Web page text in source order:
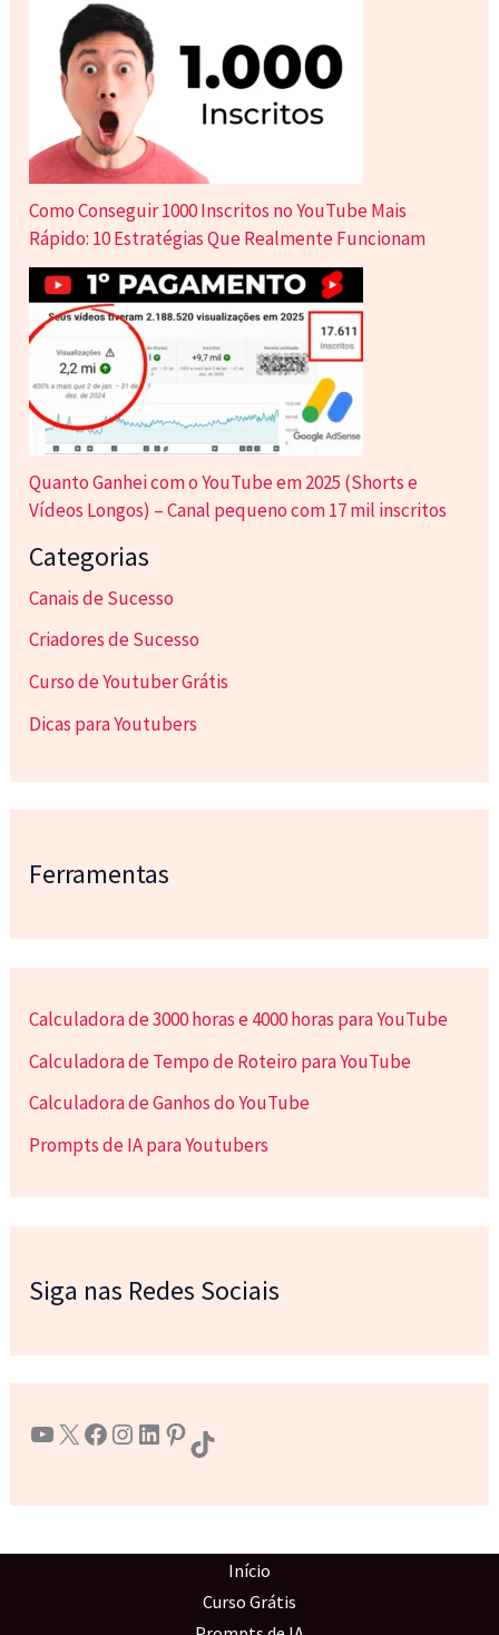
Como Conseguir 1000 Inscritos no YouTube Mais
Rápido: 10 Estratégias Que Realmente Funcionam
Quanto Ganhei com o YouTube em 2025 (Shorts e
Vídeos Longos) – Canal pequeno com 17 mil inscritos
Categorias
Canais de Sucesso
Criadores de Sucesso
Curso de Youtuber Grátis
Dicas para Youtubers
Ferramentas
Calculadora de 3000 horas e 4000 horas para YouTube
Calculadora de Tempo de Roteiro para YouTube
Calculadora de Ganhos do YouTube
Prompts de IA para Youtubers
Siga nas Redes Sociais
Youtube X Facebook Instagram LinkedIn Pinterest TikTok
Início
Curso Grátis